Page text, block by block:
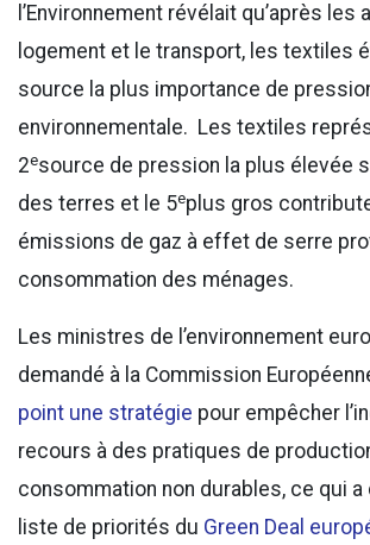
l’Environnement révélait qu’après les
logement et le transport, les textiles
source la plus importance de
environnementale. Les textiles
2esource de pression la plus élevée
des terres et le 5eplus gros
émissions de gaz à effet de serre
consommation des ménages.
Les ministres de l’environnement
demandé à la Commission
point une stratégie pour empêcher
recours à des pratiques de
consommation non durables, ce qui
liste de priorités du Green Deal